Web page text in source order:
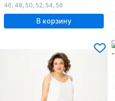
46, 48, 50, 52, 54, 56
В корзину